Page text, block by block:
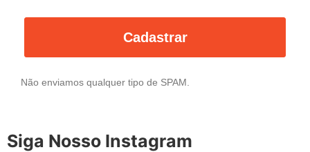
Cadastrar
Não enviamos qualquer tipo de SPAM.
Siga Nosso Instagram